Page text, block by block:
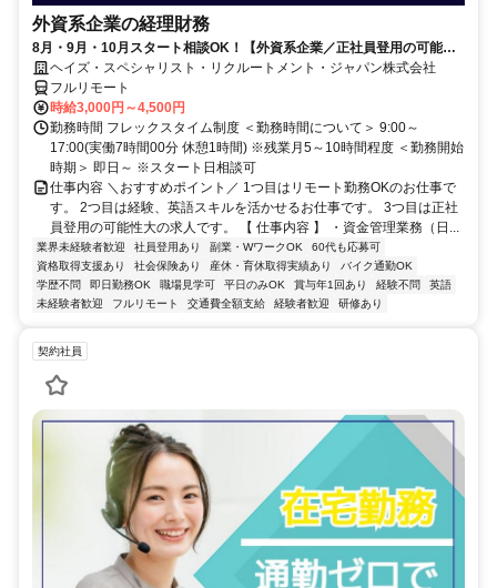
外資系企業の経理財務
8月・9月・10月スタート相談OK！【外資系企業／正社員登用の可能性
大／700万～800万／リモート勤務OK】経理財務
ヘイズ・スペシャリスト・リクルートメント・ジャパン株式会社
フルリモート
時給3,000円～4,500円
勤務時間 フレックスタイム制度 ＜勤務時間について＞ 9:00～
17:00(実働7時間00分 休憩1時間) ※残業月5～10時間程度 ＜勤務開始
時期＞ 即日～ ※スタート日相談可
仕事内容 ＼おすすめポイント／ 1つ目はリモート勤務OKのお仕事で
す。 2つ目は経験、英語スキルを活かせるお仕事です。 3つ目は正社
員登用の可能性大の求人です。 【 仕事内容 】 ・資金管理業務（日...
業界未経験者歓迎 社員登用あり 副業・WワークOK
60代も応募可
資格取得支援あり
社会保険あり 産休・育休取得実績あり
バイク通勤OK
学歴不問
即日勤務OK 職場見学可 平日のみOK 賞与年1回あり 経験不問
英語
未経験者歓迎
フルリモート 交通費全額支給 経験者歓迎 研修あり
契約社員